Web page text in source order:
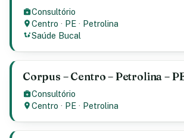
Consultório
Centro · PE · Petrolina
Saúde Bucal
Corpus – Centro – Petrolina –
Consultório
Centro · PE · Petrolina